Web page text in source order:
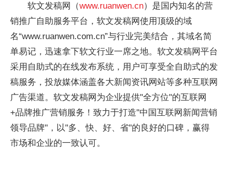
软文发稿网（www.ruanwen.cn）是国内知名的营
销推广自助服务平台，软文发稿网使用顶级的域
名“www.ruanwen.com.cn”与行业完美结合，其域名简
单易记，迅速拿下软文行业一席之地。软文发稿网平台
采用自助式的在线发布系统，用户可享受全自助式的发
稿服务，投放媒体涵盖各大新闻资讯网站等多种互联网
广告渠道。软文发稿网为企业提供"全方位"的互联网
+品牌推广营销服务！致力于打造"中国互联网新闻营销
领导品牌"，以"多、快、好、省"的良好的口碑，赢得
市场和企业的一致认可。